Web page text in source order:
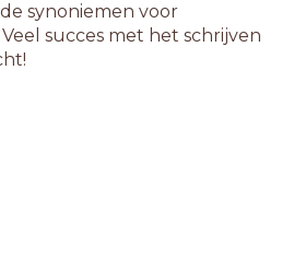
synoniemen voor
succes met het schrijven